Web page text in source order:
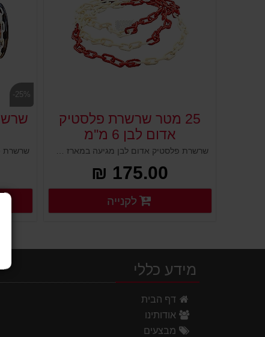
25 מטר שרשרת פלסטיק
אדום לבן 6 מ''מ
שרשרת פלסטיק אדום לבן מגיעה במארז של 25 מטר בעובי 6 מ"מ. פתרון מעולה לסגירת מתחמים ואזורים בהם רוצים לחסום את הכניסה והמעבר. יכול לעבוד יחד עם עמודים גמישים, קונוסים, עמודי חסימה עם אוזניים ועמודי סימון. ניתן להשחיל בחלק העליון ולתחום אזורים ייעודים.
175.00 ₪
פרטים נוספים
לקנייה
-25%
מידע כללי
דף הבית
אודותינו
מבצעים